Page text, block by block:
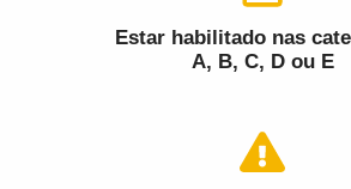
Estar habilitado nas
A, B, C, D ou E